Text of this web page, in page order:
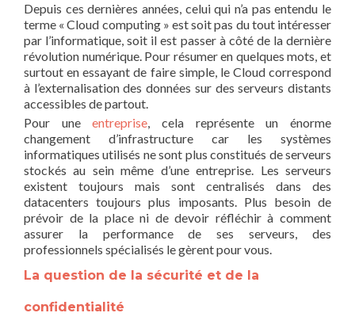
Depuis ces dernières années, celui qui n’a pas entendu le
terme « Cloud computing » est soit pas du tout intéresser
par l’informatique, soit il est passer à côté de la dernière
révolution numérique. Pour résumer en quelques mots, et
surtout en essayant de faire simple, le Cloud correspond
à l’externalisation des données sur des serveurs distants
accessibles de partout.
Pour uneentreprise, cela représente un énorme
changement d’infrastructure car les systèmes
informatiques utilisés ne sont plus constitués de serveurs
stockés au sein même d’une entreprise. Les serveurs
existent toujours mais sont centralisés dans des
datacenters toujours plus imposants. Plus besoin de
prévoir de la place ni de devoir réfléchir à comment
assurer la performance de ses serveurs, des
professionnels spécialisés le gèrent pour vous.
La question de la sécurité et de la
confidentialité